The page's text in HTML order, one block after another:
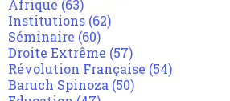
Afrique (63)
Institutions (62)
Séminaire (60)
Droite Extrême (57)
Révolution Française (54)
Baruch Spinoza (50)